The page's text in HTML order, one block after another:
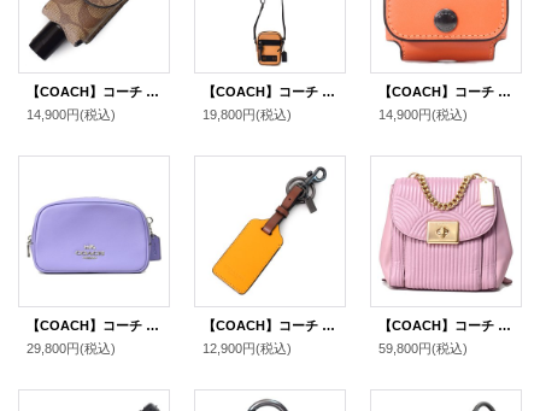
【COACH】コーチ コーティングキャンバス カーフレザー シグネチャー ハンド サニタイザー ハンドジェル 消毒液 ケース ホルダー カラビナ付き バッグチャーム キーホルダー カーキ（日本未発売）
14,900円(税込)
【COACH】コーチ メンズ カーフレザー テレイン クロスボディー ショルダーバッグ アンバー〔日本未発売〕
19,800円(税込)
【COACH】コーチ カーフレザー イヤホン airpods pro エアーポッズプロ ケース バッグチャーム キーホルダー サンセット（日本未発売）
14,900円(税込)
【COACH】コーチ カーフレザー ペース ウエスト ベルトバッグ ワンショルダー バックパック ウエスト ボディバッグ ライトバイオレット〔日本未発売〕
29,800円(税込)
【COACH】コーチ カーフレザー カラーブロック ラゲージタグ ハングタグ キーリング キーホルダー ターメリック×レッドウッド（日本未発売）
12,900円(税込)
【COACH】コーチ カーフレザー アート デコ キルティング キャシディ ターンロック リュックサック バックパック ピンク〔日本未発売〕
59,800円(税込)